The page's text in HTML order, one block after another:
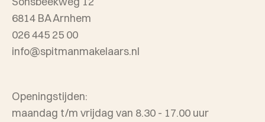
6814 BA Arnhem
026 445 25 00
info@spitmanmakelaars.nl
Openingstijden:
maandag t/m vrijdag van 8.30 - 17.00 uur